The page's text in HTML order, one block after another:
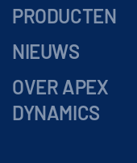
PRODUCTEN
NIEUWS
OVER APEX
DYNAMICS